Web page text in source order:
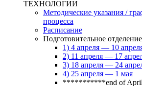
ТЕХНОЛОГИИ
Методические указания /
процесса
Расписание
Подготовительное отделение
1) 4 апреля — 10
2) 11 апреля — 17
3) 18 апреля — 24
4) 25 апреля — 1 мая
***********end of